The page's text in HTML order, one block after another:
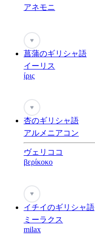
アネモニ
♥
菖蒲のギリシャ語
イーリス
ίρις
♥
杏のギリシャ語
アルメニアコン
ヴェリココ
βερίκοκο
♥
イチイのギリシャ語
ミーラクス
milax